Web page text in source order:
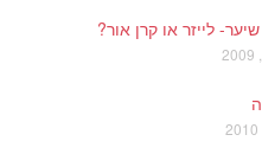
לייזר או קרן אור?